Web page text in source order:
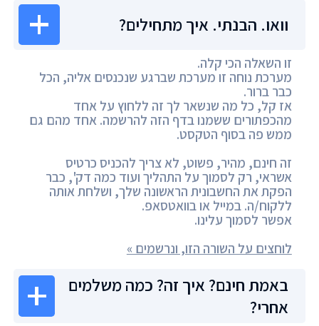
וואו. הבנתי. איך מתחילים?
זו השאלה הכי קלה.
מערכת נוחה זו מערכת שברגע שנכנסים אליה, הכל
כבר ברור.
אז קל, כל מה שנשאר לך זה ללחוץ על אחד
מהכפתורים ששמנו בדף הזה להרשמה. אחד מהם גם
ממש פה בסוף הטקסט.
זה חינם, מהיר, פשוט, לא צריך להכניס כרטיס
אשראי, רק לסמוך על התהליך ועוד כמה דק', כבר
הפקת את החשבונית הראשונה שלך, ושלחת אותה
ללקוח/ה. במייל או בוואטסאפ.
אפשר לסמוך עלינו.
לוחצים על השורה הזו, ונרשמים »
באמת חינם? איך זה? כמה משלמים
אחרי?